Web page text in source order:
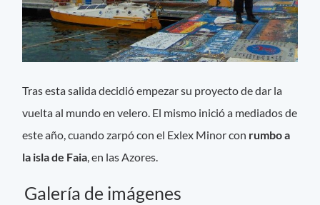
Tras esta salida decidió empezar su proyecto de dar la
vuelta al mundo en velero. El mismo inició a mediados de
este año, cuando zarpó con el Exlex Minor con rumbo a
la isla de Faia, en las Azores.
Galería de imágenes